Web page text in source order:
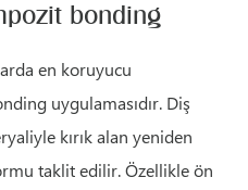
bonding
en koruyucu
uygulamasıdır. Diş
kırık alan yeniden
taklit edilir. Özellikle ön